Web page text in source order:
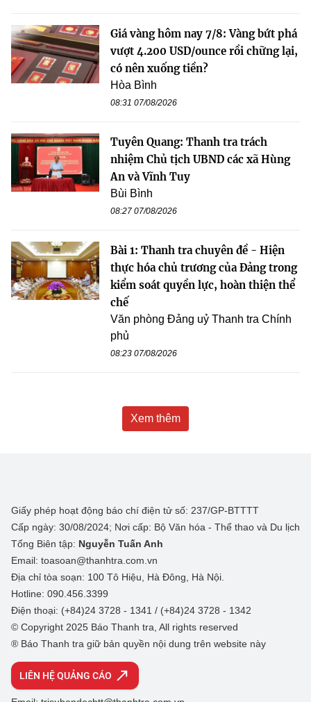
Giá vàng hôm nay 7/8: Vàng bứt phá
vượt 4.200 USD/ounce rồi chững lại,
có nên xuống tiền?
Hòa Bình
08:31 07/08/2026
Tuyên Quang: Thanh tra trách
nhiệm Chủ tịch UBND các xã Hùng
An và Vĩnh Tuy
Bùi Bình
08:27 07/08/2026
Bài 1: Thanh tra chuyên đề - Hiện
thực hóa chủ trương của Đảng trong
kiểm soát quyền lực, hoàn thiện thể
chế
Văn phòng Đảng uỷ Thanh tra Chính
phủ
08:23 07/08/2026
Xem thêm
Giấy phép hoạt động báo chí điện tử số: 237/GP-BTTTT
Cấp ngày: 30/08/2024; Nơi cấp: Bộ Văn hóa - Thể thao và Du lịch
Tổng Biên tập: Nguyễn Tuấn Anh
Email: toasoan@thanhtra.com.vn
Địa chỉ tòa soạn: 100 Tô Hiệu, Hà Đông, Hà Nội.
Hotline: 090.456.3399
Điện thoại: (+84)24 3728 - 1341 / (+84)24 3728 - 1342
© Copyright 2025 Báo Thanh tra, All rights reserved
® Báo Thanh tra giữ bản quyền nội dung trên website này
LIÊN HỆ QUẢNG CÁO